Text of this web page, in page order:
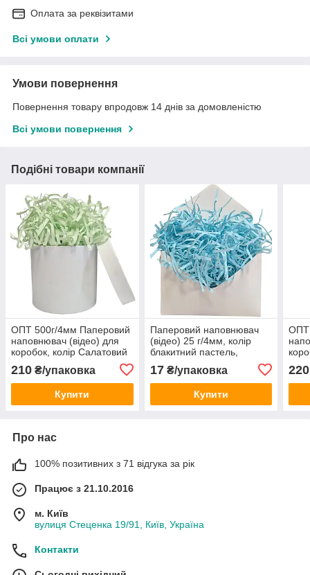
Оплата за реквізитами
Всі умови оплати
Умови повернення
Повернення товару впродовж 14 днів за домовленістю
Всі умови повернення
Подібні товари компанії
ОПТ 500г/4мм Паперовий
наповнювач (відео) для
коробок, колір Салатовий
210 ₴/упаковка
Купити
Паперовий наповнювач
(відео) 25 г/4мм, колір
блакитний пастель,
17₴/упаковка
Купити
ОПТ
220
Про нас
100% позитивних з 71 відгука за рік
Працює з 21.10.2016
м. Київ
вулиця Стеценка 19/91, Київ, Україна
Контакти